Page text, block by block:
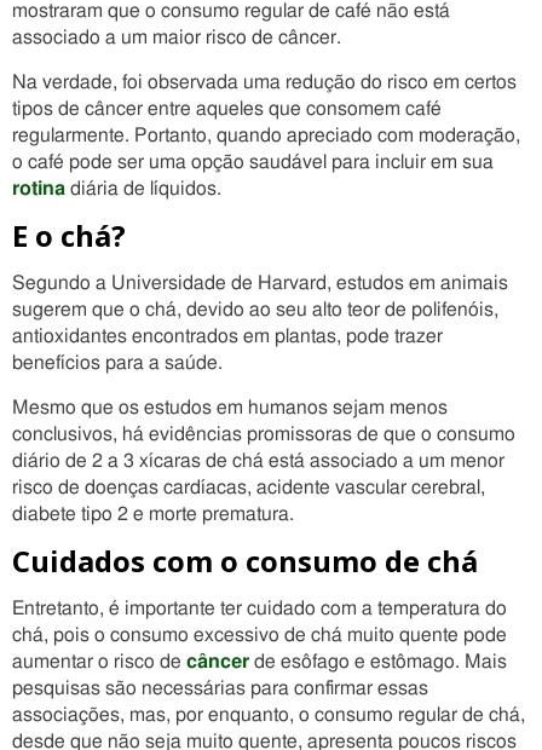
mostraram que o consumo regular de café não está
associado a um maior risco de câncer.
Na verdade, foi observada uma redução do risco em certos
tipos de câncer entre aqueles que consomem café
regularmente. Portanto, quando apreciado com moderação,
o café pode ser uma opção saudável para incluir em sua
rotina diária de líquidos.
E o chá?
Segundo a Universidade de Harvard, estudos em animais
sugerem que o chá, devido ao seu alto teor de polifenóis,
antioxidantes encontrados em plantas, pode trazer
benefícios para a saúde.
Mesmo que os estudos em humanos sejam menos
conclusivos, há evidências promissoras de que o consumo
diário de 2 a 3 xícaras de chá está associado a um menor
risco de doenças cardíacas, acidente vascular cerebral,
diabete tipo 2 e morte prematura.
Cuidados com o consumo de chá
Entretanto, é importante ter cuidado com a temperatura do
chá, pois o consumo excessivo de chá muito quente pode
aumentar o risco de câncer de esôfago e estômago. Mais
pesquisas são necessárias para confirmar essas
associações, mas, por enquanto, o consumo regular de chá,
desde que não seja muito quente, apresenta poucos riscos